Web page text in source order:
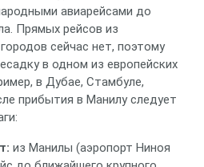
авиарейсами до
Прямых рейсов из
сейчас нет, поэтому
в одном из европейских
в Дубае, Стамбуле,
прибытия в Манилу следует
из Манилы (аэропорт Ниноя